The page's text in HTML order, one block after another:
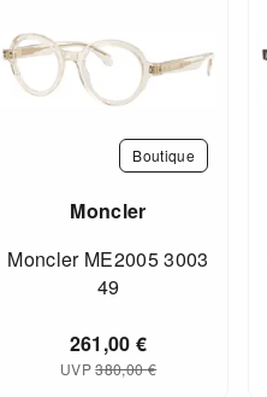
Boutique
Moncler
Moncler ME2005 3003
49
261,00€
UVP380,00€